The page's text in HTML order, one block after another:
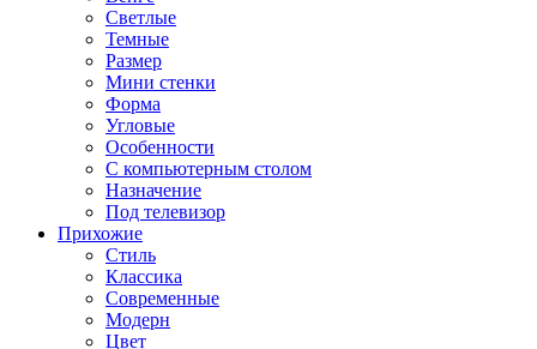
Светлые
Темные
Размер
Мини стенки
Форма
Угловые
Особенности
С компьютерным столом
Назначение
Под телевизор
Прихожие
Стиль
Классика
Современные
Модерн
Цвет